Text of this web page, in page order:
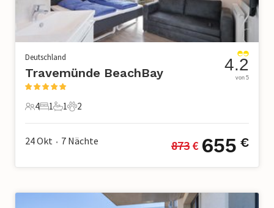
Deutschland
Travemünde BeachBay
4 Gäste
4
1 Schlafzimmer
1
1 Badezimmer
1
2 Haustiere
2
4.2
von 5
24 Okt • 7 Nächte 873 € 655 €